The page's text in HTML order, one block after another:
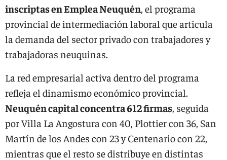
inscriptas en Emplea Neuquén, el programa
provincial de intermediación laboral que articula
la demanda del sector privado con trabajadores y
trabajadoras neuquinas.
La red empresarial activa dentro del programa
refleja el dinamismo económico provincial.
Neuquén capital concentra 612 firmas, seguida
por Villa La Angostura con 40, Plottier con 36, San
Martín de los Andes con 23 y Centenario con 22,
mientras que el resto se distribuye en distintas